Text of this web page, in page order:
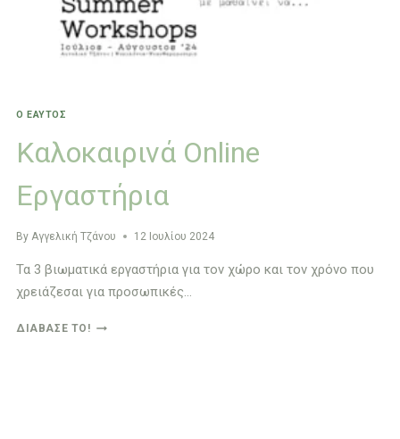
Ο ΕΑΥΤΌΣ
Καλοκαιρινά Online
Εργαστήρια
By Αγγελική Τζάνου 12 Ιουλίου 2024
Τα 3 βιωματικά εργαστήρια για τον χώρο και τον χρόνο που
χρειάζεσαι για προσωπικές…
ΔΙΆΒΑΣΈ ΤΟ!ΚΑΛΟΚΑΙΡΙΝΆ